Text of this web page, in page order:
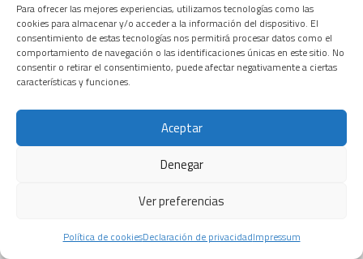
Para ofrecer las mejores experiencias, utilizamos tecnologías como las
cookies para almacenar y/o acceder a la información del dispositivo. El
consentimiento de estas tecnologías nos permitirá procesar datos como el
comportamiento de navegación o las identificaciones únicas en este sitio. No
consentir o retirar el consentimiento, puede afectar negativamente a ciertas
características y funciones.
Aceptar
Denegar
Ver preferencias
Política de cookiesDeclaración de privacidadImpressum